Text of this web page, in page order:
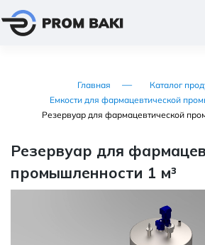
Главная
Каталог
Емкости для фармацевтической
Резервуар для фармацевтической
Резервуар для
промышленности 1 м³